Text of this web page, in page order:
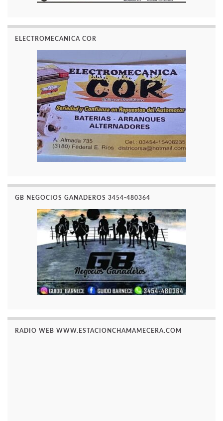
ELECTROMECANICA COR
GB NEGOCIOS GANADEROS 3454-480364
RADIO WEB WWW.ESTACIONCHAMAMECERA.COM